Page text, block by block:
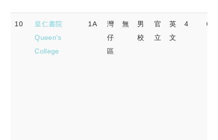
10
皇仁書院
Queen's
College
1A
灣
仔
區
無
男
校
官
立
英
文
4